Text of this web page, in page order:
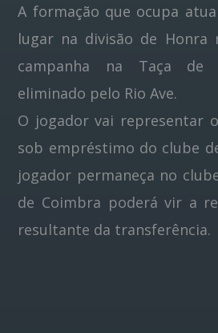
A formação que ocupa
lugar na divisão de Honra
campanha na Taça de
eliminado pelo Rio Ave.
O jogador vai representar
sob empréstimo do clube
jogador permaneça no
de Coimbra poderá vir a
resultante da transferência.